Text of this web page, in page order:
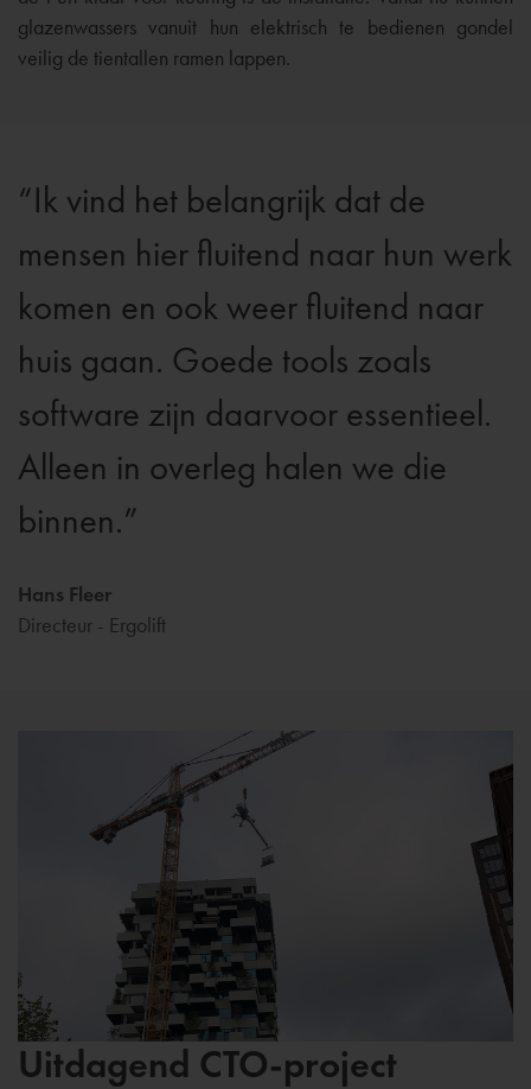
glazenwassers vanuit hun elektrisch te bedienen gondel
veilig de tientallen ramen lappen.
Ik vind het belangrijk dat de
mensen hier fluitend naar hun werk
komen en ook weer fluitend naar
huis gaan. Goede tools zoals
software zijn daarvoor essentieel.
Alleen in overleg halen we die
binnen.
Hans Fleer
Directeur - Ergolift
Uitdagend CTO-project